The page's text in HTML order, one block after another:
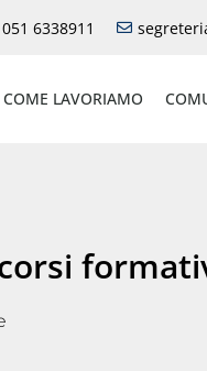
051 6338911
COME LAVORIAMO